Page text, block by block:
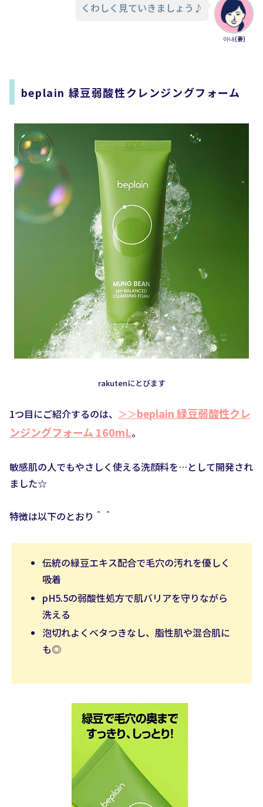
아내(妻)
くわしく見ていきましょう♪
beplain 緑豆弱酸性クレンジングフォーム
rakutenにとびます
1つ目にご紹介するのは、 ＞＞beplain 緑豆弱酸性クレ
ンジングフォーム 160mL。
敏感肌の人でもやさしく使える洗顔料を…として開発され
ました☆
特徴は以下のとおり＾＾
伝統の緑豆エキス配合で毛穴の汚れを優しく
吸着
pH5.5の弱酸性処方で肌バリアを守りながら
洗える
泡切れよくベタつきなし、脂性肌や混合肌に
も◎